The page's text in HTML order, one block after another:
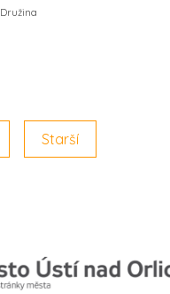
Družina
Starší